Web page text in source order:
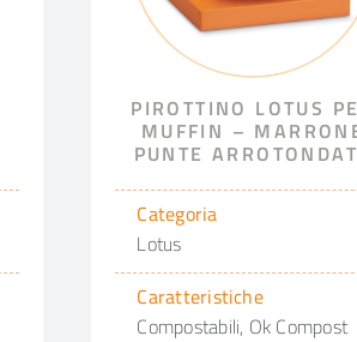
PIROTTINO LOTUS
MUFFIN –
PUNTE
Categoria
Lotus
Caratteristiche
Compostabili, Ok Compost